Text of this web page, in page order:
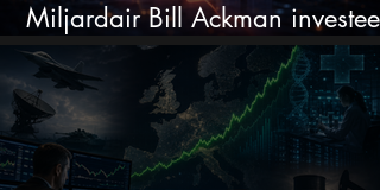
Miljardair Bill Ackman investeert
miljarden in dit techaandeel